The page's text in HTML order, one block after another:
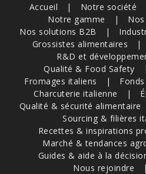
Accueil Notre société
Notre gamme
Nos solutions B2B
Grossistes alimentaires
R&D et
Qualité & Food Safety
Fromages italiens
Charcuterie italienne
Qualité & sécurité alimentaire
Sourcing & filières
Recettes & inspirations
Marché & tendances
Guides & aide à la
Nous rejoindre